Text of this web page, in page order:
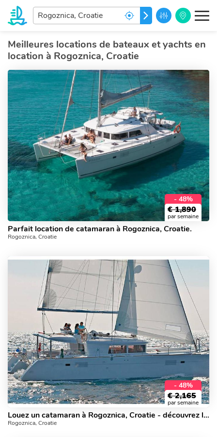
Entrez
votre
de
rēve...
ALLEZ
Meilleures locations de bateaux et yachts en
location à Rogoznica, Croatie
- 48%
€ 1,890
par semaine
Parfait location de catamaran à Rogoznica, Croatie.
Rogoznica, Croatie
- 48%
€ 2,165
par semaine
Louez un catamaran à Rogoznica, Croatie - découvrez la voile sur un yacht charter.
Rogoznica, Croatie